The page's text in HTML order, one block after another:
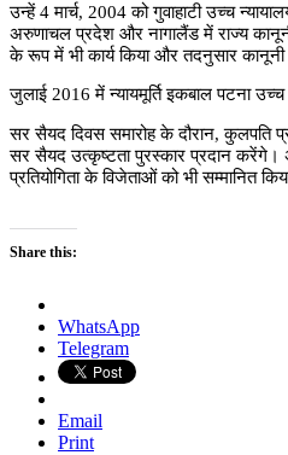
उन्हें 4 मार्च, 2004 को गुवाहाटी उच्च
अरुणाचल प्रदेश और नागालैंड में राज्य
के रूप में भी कार्य किया और तदनुसार कानूनी
जुलाई 2016 में न्यायमूर्ति इकबाल पटना
सर सैयद दिवस समारोह के दौरान, कुलपति
सर सैयद उत्कृष्टता पुरस्कार प्रदान
प्रतियोगिता के विजेताओं को भी सम्मानित
Share this:
WhatsApp
Telegram
Email
Print